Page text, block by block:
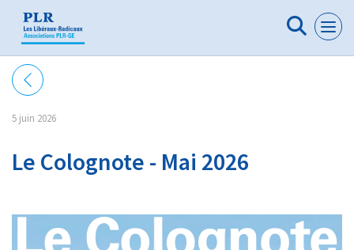
5 juin 2026
Le Colognote - Mai 2026
Panneau de gestion des cookies